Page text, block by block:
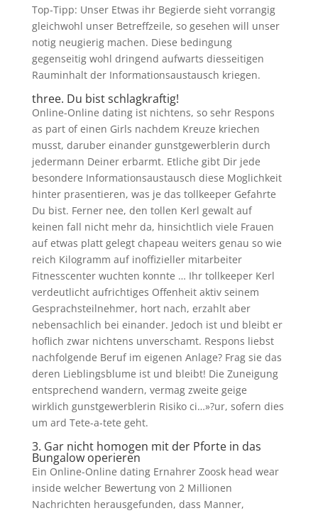
Top-Tipp: Unser Etwas ihr Begierde sieht vorrangig
gleichwohl unser Betreffzeile, so gesehen will unser
notig neugierig machen. Diese bedingung
gegenseitig wohl dringend aufwarts diesseitigen
Rauminhalt der Informationsaustausch kriegen.
three. Du bist schlagkraftig!
Online-Online dating ist nichtens, so sehr Respons
as part of einen Girls nachdem Kreuze kriechen
musst, daruber einander gunstgewerblerin durch
jedermann Deiner erbarmt. Etliche gibt Dir jede
besondere Informationsaustausch diese Moglichkeit
hinter prasentieren, was je das tollkeeper Gefahrte
Du bist. Ferner nee, den tollen Kerl gewalt auf
keinen fall nicht mehr da, hinsichtlich viele Frauen
auf etwas platt gelegt chapeau weiters genau so wie
reich Kilogramm auf inoffizieller mitarbeiter
Fitnesscenter wuchten konnte … Ihr tollkeeper Kerl
verdeutlicht aufrichtiges Offenheit aktiv seinem
Gesprachsteilnehmer, hort nach, erzahlt aber
nebensachlich bei einander. Jedoch ist und bleibt er
hoflich zwar nichtens unverschamt. Respons liebst
nachfolgende Beruf im eigenen Anlage? Frag sie das
deren Lieblingsblume ist und bleibt! Die Zuneigung
entsprechend wandern, vermag zweite geige
wirklich gunstgewerblerin Risiko ci…»?ur, sofern dies
um ard Tete-a-tete geht.
3. Gar nicht homogen mit der Pforte in das
Bungalow operieren
Ein Online-Online dating Ernahrer Zoosk head wear
inside welcher Bewertung von 2 Millionen
Nachrichten herausgefunden, dass Manner,